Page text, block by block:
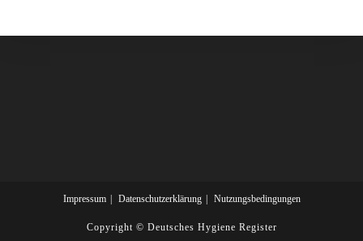
Impressum Datenschutzerklärung Nutzungsbedingungen
Copyright © Deutsches Hygiene Register